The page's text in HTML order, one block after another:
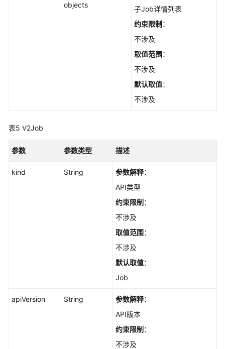
objects
子Job详情列表
约束限制 ：
不涉及
取值范围：
不涉及
默认取值：
不涉及
表5 V2Job
参数 参数类型 描述
kind String 参数解释：
API类型
约束限制 ：
不涉及
取值范围：
不涉及
默认取值：
Job
apiVersion String 参数解释：
API版本
约束限制 ：
不涉及